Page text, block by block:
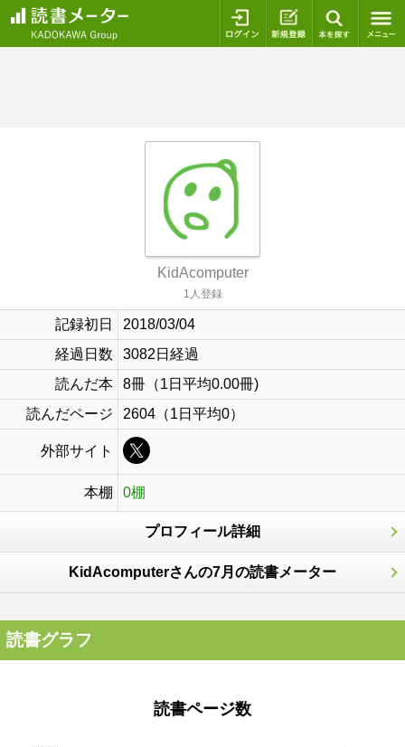
ログイン 新規登録
KidAcomputer
1人登録
記録初日
2018/03/04
経過日数
3082日経過
読んだ本
8冊（1日平均0.00冊)
読んだページ
2604（1日平均0）
外部サイト
本棚 0棚
プロフィール詳細
KidAcomputerさんの7月の読書メーター
読書グラフ
読書ページ数